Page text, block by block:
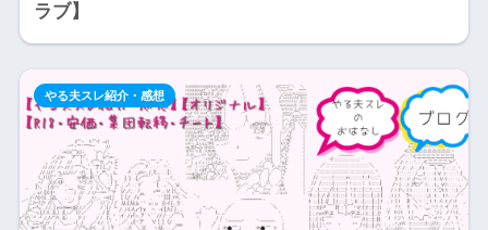
ラブ】
やる夫スレ紹介・感想